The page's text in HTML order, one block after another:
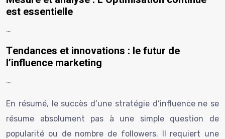
est essentielle
…
Tendances et innovations : le futur de
l’influence marketing
…
En résumé, le succès d’une stratégie d’influence ne se
résume absolument pas à une simple question de
popularité ou de nombre de followers. Il requiert une